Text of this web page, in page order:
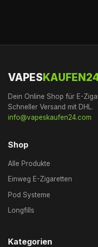
VAPES
Dein Online Shop für E-
Schneller Versand mit DHL.
info@vapeskaufen24.com
Shop
Alle Produkte
Einweg E-Zigaretten
Pod Systeme
Longfills
Kategorien